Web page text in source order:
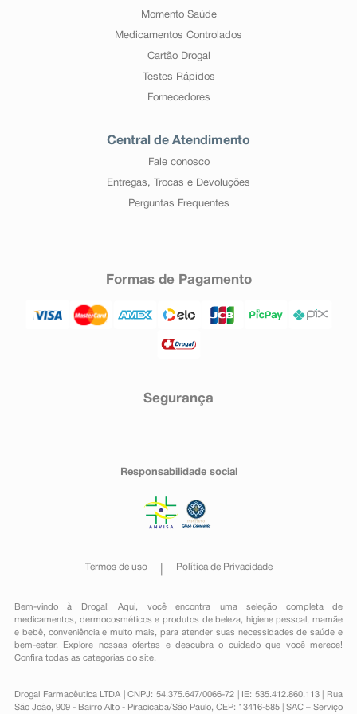
Momento Saúde
Medicamentos Controlados
Cartão Drogal
Testes Rápidos
Fornecedores
Central de Atendimento
Fale conosco
Entregas, Trocas e Devoluções
Perguntas Frequentes
Formas de Pagamento
Segurança
Responsabilidade social
Termos de uso Política de Privacidade
Bem-vindo à Drogal! Aqui, você encontra uma seleção completa de
medicamentos , dermocosméticos e produtos de beleza, higiene pessoal ,mamãe
e bebê, conveniênciae muito mais, para atender suas necessidades de saúde e
bem-estar. Explore nossas ofertas e descubra o cuidado que você merece!
Confira todas as categorias do site.
Drogal Farmacêutica LTDA | CNPJ: 54.375.647/0066-72 | IE: 535.412.860.113 | Rua
São João, 909 - Bairro Alto - Piracicaba/São Paulo, CEP: 13416-585 | SAC – Serviço